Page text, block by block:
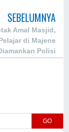
SEBELUMNYA
Amal Masjid,
di Majene
Polisi
GO